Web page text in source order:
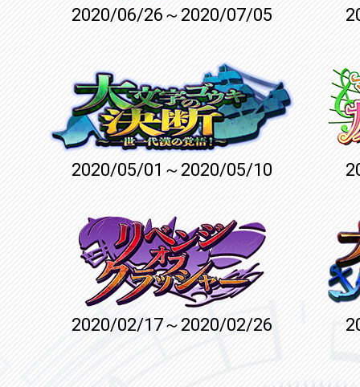
2020/06/26～2020/07/05
2020/05/01～2020/05/10
2020/02/17～2020/02/26